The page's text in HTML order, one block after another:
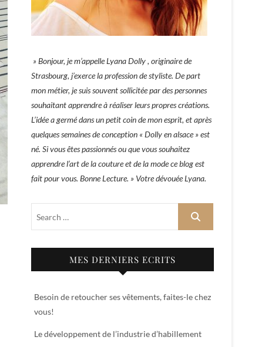
» Bonjour, je m’appelle Lyana Dolly , originaire de
Strasbourg, j’exerce la profession de styliste. De part
mon métier, je suis souvent sollicitée par des personnes
souhaitant apprendre à réaliser leurs propres créations.
L’idée a germé dans un petit coin de mon esprit, et après
quelques semaines de conception « Dolly en alsace » est
né. Si vous êtes passionnés ou que vous souhaitez
apprendre l’art de la couture et de la mode ce blog est
fait pour vous. Bonne Lecture. » Votre dévouée Lyana.
MES DERNIERS ECRITS
Besoin de retoucher ses vêtements, faites-le chez
vous!
Le développement de l’industrie d’habillement